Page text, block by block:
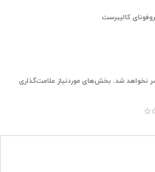
کالیبرست
نخواهد شد. بخش‌های موردنیاز علامت‌گذاری